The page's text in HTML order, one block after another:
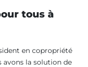
tous à
en copropriété
avons la solution de